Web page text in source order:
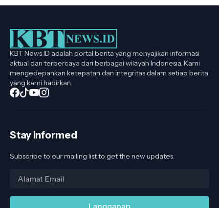
KBT News ID adalah portal berita yang menyajikan informasi
aktual dan terpercaya dari berbagai wilayah Indonesia. Kami
mengedepankan ketepatan dan integritas dalam setiap berita
yang kami hadirkan.
Stay Informed
Subscribe to our mailing list to get the new updates.